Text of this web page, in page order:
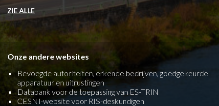
ZIE ALLE
Onze andere websites
Bevoegde autoriteiten, erkende bedrijven, goedgekeurde
apparatuur en uitrustingen
Databank voor de toepassing van ES-TRIN
CESNI-website voor RIS-deskundigen